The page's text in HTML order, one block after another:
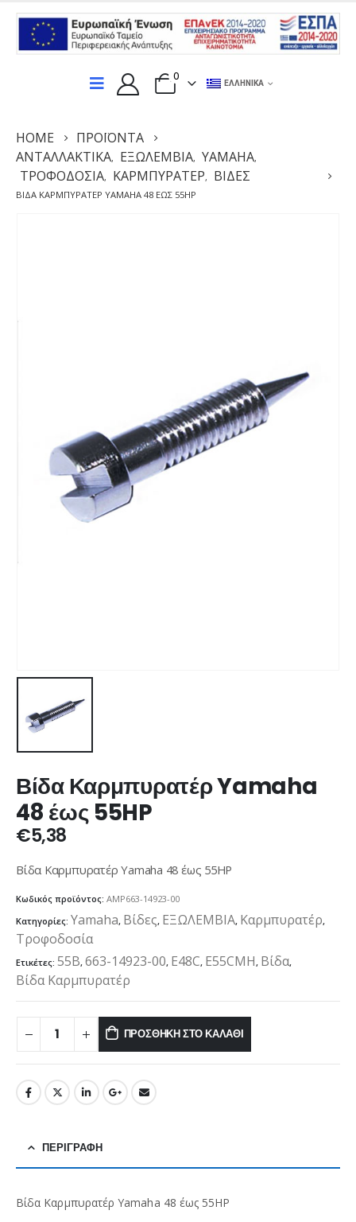
0
ΕΛΛΗΝΙΚΆ
HOME
ΠΡΟΪΌΝΤΑ
ΑΝΤΑΛΛΑΚΤΙΚΆ, ΕΞΩΛΕΜΒΙΑ, YAMAHA,
ΤΡΟΦΟΔΟΣΊΑ, ΚΑΡΜΠΥΡΑΤΈΡ, ΒΊΔΕΣ
ΒΊΔΑ ΚΑΡΜΠΥΡΑΤΈΡ YAMAHA 48 ΈΩΣ 55HP
Βίδα Καρμπυρατέρ Yamaha
48 έως 55HP
€5,38
Βίδα Καρμπυρατέρ Yamaha 48 έως 55HP
Κωδικός προϊόντος: AMP663-14923-00
Κατηγορίες: Yamaha, Βίδες, ΕΞΩΛΕΜΒΙΑ, Καρμπυρατέρ,
Τροφοδοσία
Ετικέτες: 55B, 663-14923-00, E48C, E55CMH , Βίδα,
Βίδα Καρμπυρατέρ
ΠΡΟΣΘΉΚΗ ΣΤΟ ΚΑΛΆΘΙ
ΠΕΡΙΓΡΑΦΉ
Βίδα Καρμπυρατέρ Yamaha 48 έως 55HP